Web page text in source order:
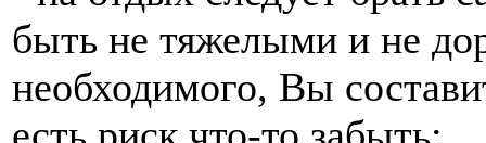
быть не тяжелыми и не
необходимого, Вы